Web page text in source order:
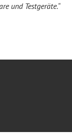
und Testgeräte.“